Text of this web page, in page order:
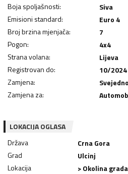
Boja spoljašnosti:
Siva
Emisioni standard:
Euro 4
Broj brzina mjenjača:
7
Pogon:
4x4
Strana volana:
Lijeva
Registrovan do:
10/2024
Zamjena:
Svejedno
Zamjena za:
LOKACIJA OGLASA
Država
Crna Gora
Grad
Ulcinj
Lokacija
> Okolina grada